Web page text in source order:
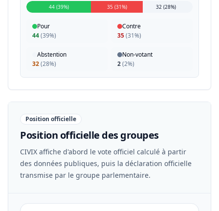
44 (39%) 35 (31%) 32 (28%)
Pour
44(39%)
Contre
35(31%)
Abstention
32(28%)
Non-votant
2(2%)
Position officielle
Position officielle des groupes
CIVIX affiche d'abord le vote officiel calculé à partir
des données publiques, puis la déclaration officielle
transmise par le groupe parlementaire.